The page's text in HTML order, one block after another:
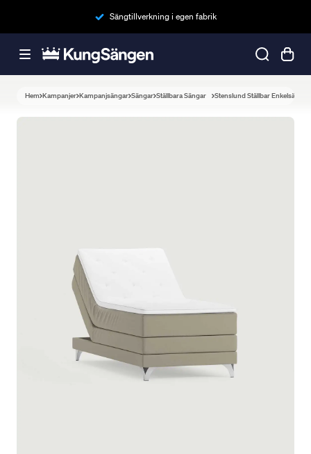
Sängtillverkning i egen fabrik
Hem Kampanjer Kampanjsängar Sängar Ställbara Sängar Stenslund Ställbar Enkelsäng